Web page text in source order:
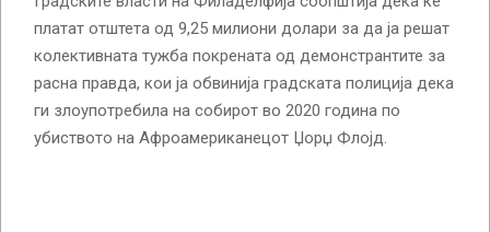
платат отштета од 9,25 милиони долари за да ја решат
колективната тужба покрената од демонстрантите за
расна правда, кои ја обвинија градската полиција дека
ги злоупотребила на собирот во 2020 година по
убиството на Афроамериканецот Џорџ Флојд.